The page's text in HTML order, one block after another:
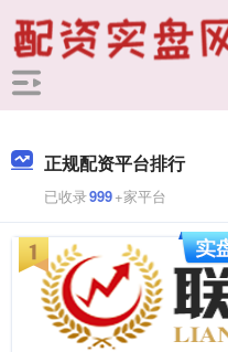
正规配资平台排行
已收录999+家平台